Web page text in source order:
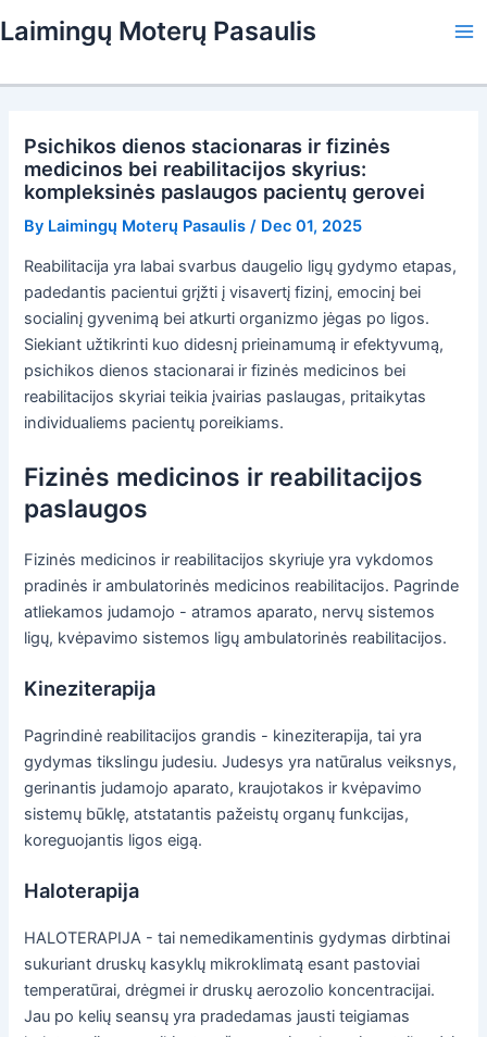
to
Laimingų Moterų Pasaulis
Psichikos dienos stacionaras ir fizinės
medicinos bei reabilitacijos skyrius:
kompleksinės paslaugos pacientų gerovei
By Laimingų Moterų Pasaulis / Dec 01, 2025
Reabilitacija yra labai svarbus daugelio ligų gydymo etapas,
padedantis pacientui grįžti į visavertį fizinį, emocinį bei
socialinį gyvenimą bei atkurti organizmo jėgas po ligos.
Siekiant užtikrinti kuo didesnį prieinamumą ir efektyvumą,
psichikos dienos stacionarai ir fizinės medicinos bei
reabilitacijos skyriai teikia įvairias paslaugas, pritaikytas
individualiems pacientų poreikiams.
Fizinės medicinos ir reabilitacijos
paslaugos
Fizinės medicinos ir reabilitacijos skyriuje yra vykdomos
pradinės ir ambulatorinės medicinos reabilitacijos. Pagrinde
atliekamos judamojo - atramos aparato, nervų sistemos
ligų, kvėpavimo sistemos ligų ambulatorinės reabilitacijos.
Kineziterapija
Pagrindinė reabilitacijos grandis - kineziterapija, tai yra
gydymas tikslingu judesiu. Judesys yra natūralus veiksnys,
gerinantis judamojo aparato, kraujotakos ir kvėpavimo
sistemų būklę, atstatantis pažeistų organų funkcijas,
koreguojantis ligos eigą.
Haloterapija
HALOTERAPIJA - tai nemedikamentinis gydymas dirbtinai
sukuriant druskų kasyklų mikroklimatą esant pastoviai
temperatūrai, drėgmei ir druskų aerozolio koncentracijai.
Jau po kelių seansų yra pradedamas jausti teigiamas